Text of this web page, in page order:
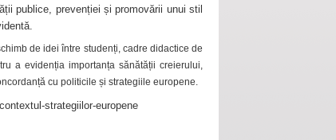
publice, prevenției și promovării unui stil
de idei între studenți, cadre didactice de
a evidenția importanța sănătății creierului,
cu politicile și strategiile europene.
strategiilor-europene